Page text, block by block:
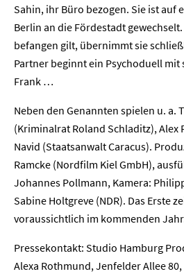
Sahin, ihr Büro bezogen. Sie ist auf
Berlin an die Fördestadt
befangen gilt, übernimmt sie
Partner beginnt ein Psychoduell mit
Frank …
Neben den Genannten spielen u. a.
(Kriminalrat Roland Schladitz), Alex
Navid (Staatsanwalt Caracus).
Ramcke (Nordfilm Kiel GmbH),
Johannes Pollmann, Kamera:
Sabine Holtgreve (NDR). Das Erste
voraussichtlich im kommenden
Pressekontakt: Studio Hamburg
Alexa Rothmund, Jenfelder Allee
Unternehmen
Presse
Karriere
Kontakt
Newsletter Datenschutz